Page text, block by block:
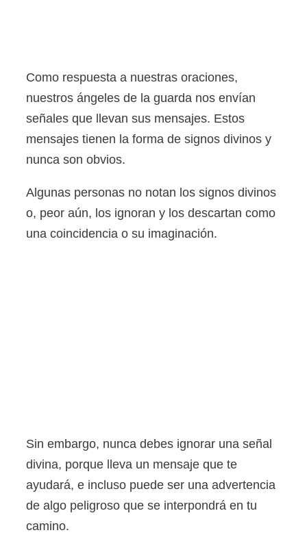
Como respuesta a nuestras oraciones,
nuestros ángeles de la guarda nos envían
señales que llevan sus mensajes. Estos
mensajes tienen la forma de signos divinos y
nunca son obvios.
Algunas personas no notan los signos divinos
o, peor aún, los ignoran y los descartan como
una coincidencia o su imaginación.
Sin embargo, nunca debes ignorar una señal
divina, porque lleva un mensaje que te
ayudará, e incluso puede ser una advertencia
de algo peligroso que se interpondrá en tu
camino.